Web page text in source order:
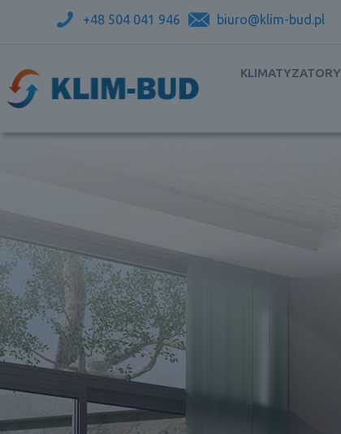
+48 504 041 946 biuro@klim-bud.pl
KLIMATYZATORY